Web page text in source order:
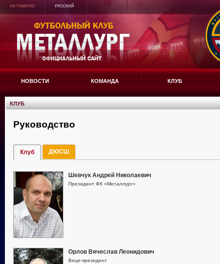
НА ГЛАВНУЮ РУССКИЙ
НОВОСТИ КОМАНДА КЛУБ
КЛУБ
Руководство
Клуб ДЮСШ
Шевчук Андрей Николаевич
Президент ФК «Металлург»
Орлов Вячеслав Леонидович
Вице-президент